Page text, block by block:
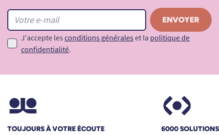
J'accepte les conditions générales et la politique de
confidentialité.
TOUJOURS À VOTRE ÉCOUTE 6000